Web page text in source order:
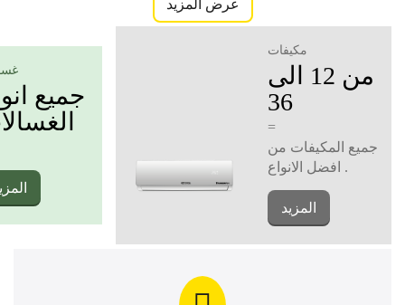
عرض المزيد
مكيفات
من 12 الى
36
=
جميع المكيفات من
افضل الانواع .
المزيد
جميع